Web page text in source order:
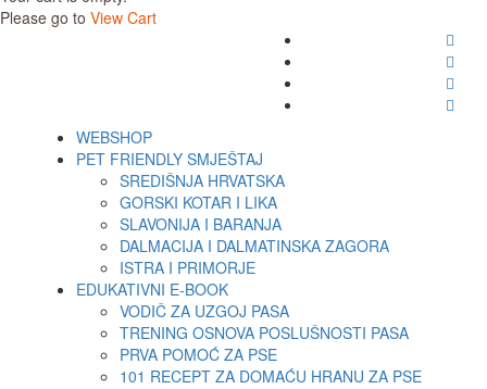
Please go to View Cart
WEBSHOP
PET FRIENDLY SMJEŠTAJ
SREDIŠNJA HRVATSKA
GORSKI KOTAR I LIKA
SLAVONIJA I BARANJA
DALMACIJA I DALMATINSKA ZAGORA
ISTRA I PRIMORJE
EDUKATIVNI E-BOOK
VODIČ ZA UZGOJ PASA
TRENING OSNOVA POSLUŠNOSTI PASA
PRVA POMOĆ ZA PSE
101 RECEPT ZA DOMAĆU HRANU ZA PSE